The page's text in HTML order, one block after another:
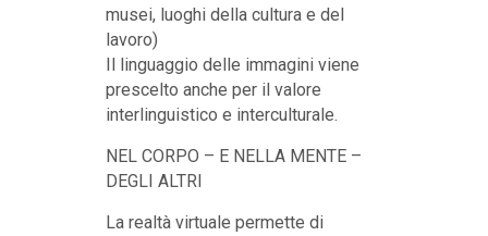
musei, luoghi della cultura e del
lavoro)
Il linguaggio delle immagini viene
prescelto anche per il valore
interlinguistico e interculturale.
NEL CORPO – E NELLA MENTE –
DEGLI ALTRI
La realtà virtuale permette di